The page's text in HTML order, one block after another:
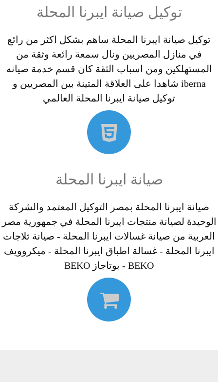
توكيل صيانة ايبرنا المحلة
توكيل صيانة ايبرنا المحلة ساهم بشكل اكثر من رائع
في منازل المصريين ونال سمعة رائعة وثقة من
المستهلكين ومن اسباب الثقة كان قسم خدمة صيانه
iberna شاهدا على العلاقة المتينة بين المصريين و
توكيل صيانة ايبرنا المحلة العالمي
صيانة ايبرنا المحلة
صيانة ايبرنا المحلة بمصر التوكيل المعتمد والشركة
الوحيدة لصيانة منتجات ايبرنا المحلة في جمهورية مصر
العربية من صيانة غسالات ايبرنا المحلة - صيانة ثلاجات
ايبرنا المحلة - غسالة اطباق ايبرنا المحلة - ميكروويف
BEKO - بوتاجاز BEKO